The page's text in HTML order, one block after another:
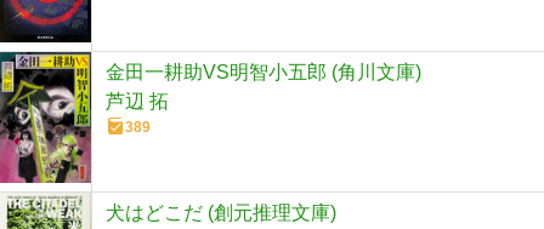
金田一耕助VS明智小五郎 (角川文庫)
芦辺 拓
389
犬はどこだ (創元推理文庫)